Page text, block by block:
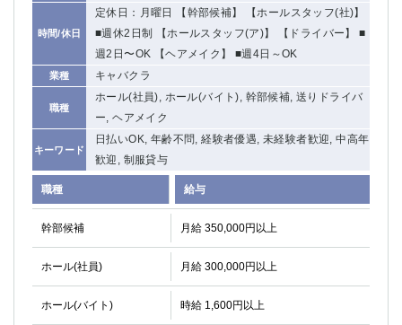
時間/休日
定休日：月曜日 【幹部候補】 【ホールスタッフ(社)】
■週休2日制 【ホールスタッフ(ア)】 【ドライバー】 ■
週2日〜OK 【ヘアメイク】 ■週4日～OK
業種 キャバクラ
職種
ホール(社員), ホール(バイト), 幹部候補, 送りドライバ
ー, ヘアメイク
キーワード
日払いOK, 年齢不問, 経験者優遇, 未経験者歓迎, 中高年
歓迎, 制服貸与
職種 給与
幹部候補 月給 350,000円以上
ホール(社員) 月給 300,000円以上
ホール(バイト) 時給 1,600円以上
館林
該当求人 0 件